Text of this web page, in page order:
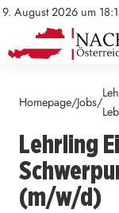
9. August 2026 um
Mediadaten
Werbung
Homepage/Jobs/
Lehrling
(m/w/d)